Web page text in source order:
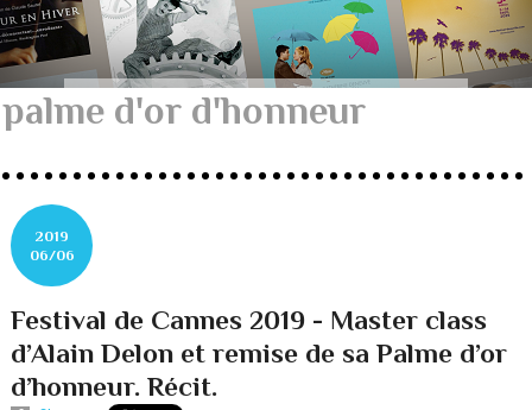
palme d'or d'honneur
2019
06/06
Festival de Cannes 2019 - Master class
d’Alain Delon et remise de sa Palme d’or
d’honneur. Récit.